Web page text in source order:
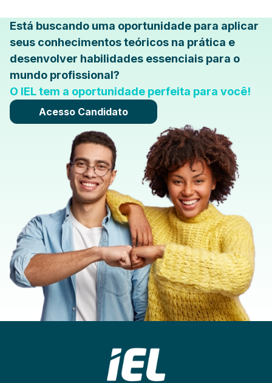
Está buscando uma oportunidade para aplicar
seus conhecimentos teóricos na prática e
desenvolver habilidades essenciais para o
mundo profissional?
O IEL tem a oportunidade perfeita para você!
Acesso Candidato